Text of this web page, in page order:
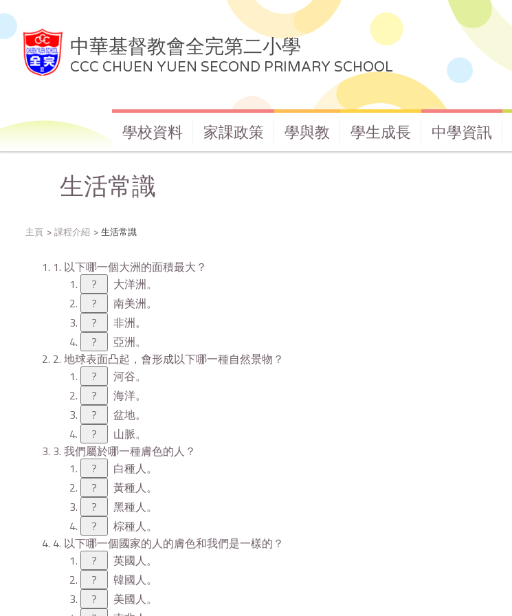
中華基督教會全完第二小學
CCC CHUEN YUEN SECOND PRIMARY SCHOOL
學校資料 家課政策 學與教 學生成長 中學資訊
生活常識
主頁 課程介紹 生活常識
1. 以下哪一個大洲的面積最大？
?
大洋洲。
?
南美洲。
?
非洲。
?
亞洲。
2. 地球表面凸起，會形成以下哪一種自然景物？
?
河谷。
?
海洋。
?
盆地。
?
山脈。
3. 我們屬於哪一種膚色的人？
?
白種人。
?
黃種人。
?
黑種人。
?
棕種人。
4. 以下哪一個國家的人的膚色和我們是一樣的？
?
英國人。
?
韓國人。
?
美國人。